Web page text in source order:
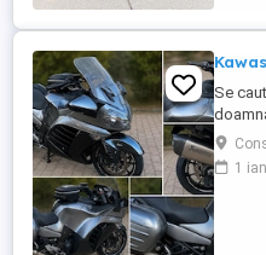
Se
care
timp și
1